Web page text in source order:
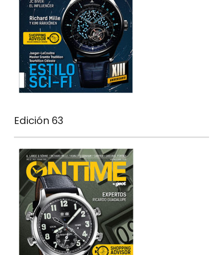
Edición 63